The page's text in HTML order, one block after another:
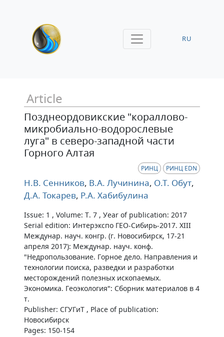
RU
Article
Позднеордовикские "кораллово-
микробиально-водорослевые
луга" в северо-западной части
Горного Алтая
РИНЦ РИНЦ EDN
Н.В. Сенников, В.А. Лучинина, О.Т. Обут,
Д.А. Токарев, Р.А. Хабибулина
Issue: 1 , Volume: Т. 7 , Уear of publication: 2017
Serial edition: Интерэкспо ГЕО-Сибирь-2017. XIII
Междунар. науч. конгр. (г. Новосибирск, 17-21
апреля 2017): Междунар. науч. конф.
"Недропользование. Горное дело. Направления и
технологии поиска, разведки и разработки
месторождений полезных ископаемых.
Экономика. Геоэкология": Сборник материалов в 4
т.
Publisher: СГУГиТ , Place of publication:
Новосибирск
Pages: 150-154